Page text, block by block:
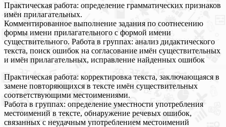
Практическая работа: определение грамматических признаков
имён прилагательных.
Комментированное выполнение задания по соотнесению
формы имени прилагательного с формой имени
существительного. Работа в группах: анализ дидактического
текста, поиск ошибок на согласование имён существительных
и имён прилагательных, исправление найденных ошибок
Практическая работа: корректировка текста, заключающаяся в
замене повторяющихся в тексте имён существительных
соответствующими местоимениями.
Работа в группах: определение уместности употребления
местоимений в тексте, обнаружение речевых ошибок,
связанных с неудачным употреблением местоимений